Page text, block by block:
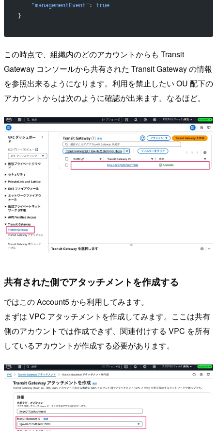
    "managementEvent"
: true
}
この時点で、組織内のどのアカウントからも Transit
Gateway コンソールから共有された Transit Gateway の情報
を参照出来るようになります。利用を禁止したい OU 配下の
アカウントからは次のように確認が出来ます。なるほど。
共有された側でアタッチメントを作成する
ではこの Account5 から利用してみます。
まずは VPC アタッチメントを作成してみます。ここは共有
側のアカウントでは作成できず、関連付けする VPC を所有
しているアカウントが作成する必要があります。